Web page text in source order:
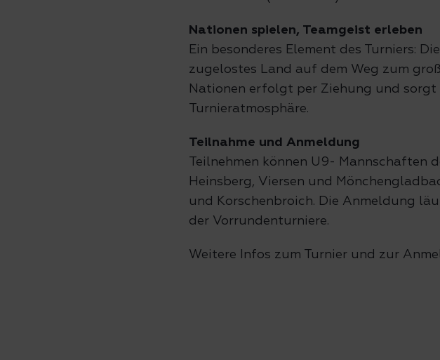
Nationen spielen, Teamgeist erleben
Ein besonderes Element des Turniers:
zugelostes Land auf dem Weg zum
Nationen erfolgt per Ziehung und
Turnieratmosphäre.
Teilnahme und Anmeldung
Teilnehmen können U9- Mannschaften
Heinsberg, Viersen und
und Korschenbroich. Die Anmeldung
der Vorrundenturniere.
Weitere Infos zum Turnier und zur